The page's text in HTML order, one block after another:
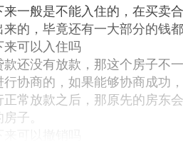
一般是不能入住的，在买卖
的，毕竟还有一大部分的钱
可以入住吗
还没有放款，那这个房子不
协商的，如果能够协商成功
常放款之后，那原先的房东
子。